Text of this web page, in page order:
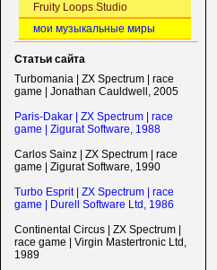
Fruity Loops Studio
мои музыкальные миры
Статьи сайта
Turbomania | ZX Spectrum | race
game | Jonathan Cauldwell, 2005
Paris-Dakar | ZX Spectrum | race
game | Zigurat Software, 1988
Carlos Sainz | ZX Spectrum | race
game | Zigurat Software, 1990
Turbo Esprit | ZX Spectrum | race
game | Durell Software Ltd, 1986
Continental Circus | ZX Spectrum |
race game | Virgin Mastertronic Ltd,
1989